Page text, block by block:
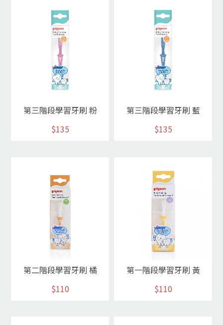
第三階段學習牙刷 粉
$135
第三階段學習牙刷 藍
$135
第二階段學習牙刷 橘
$110
第一階段學習牙刷 黃
$110